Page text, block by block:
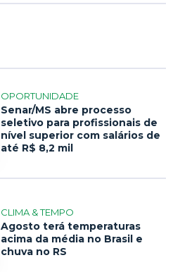
OPORTUNIDADE
Senar/MS abre processo
seletivo para profissionais de
nível superior com salários de
até R$ 8,2 mil
CLIMA & TEMPO
Agosto terá temperaturas
acima da média no Brasil e
chuva no RS